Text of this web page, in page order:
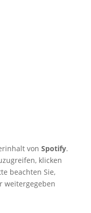
von Spotify.
klicken
beachten Sie,
weitergegeben